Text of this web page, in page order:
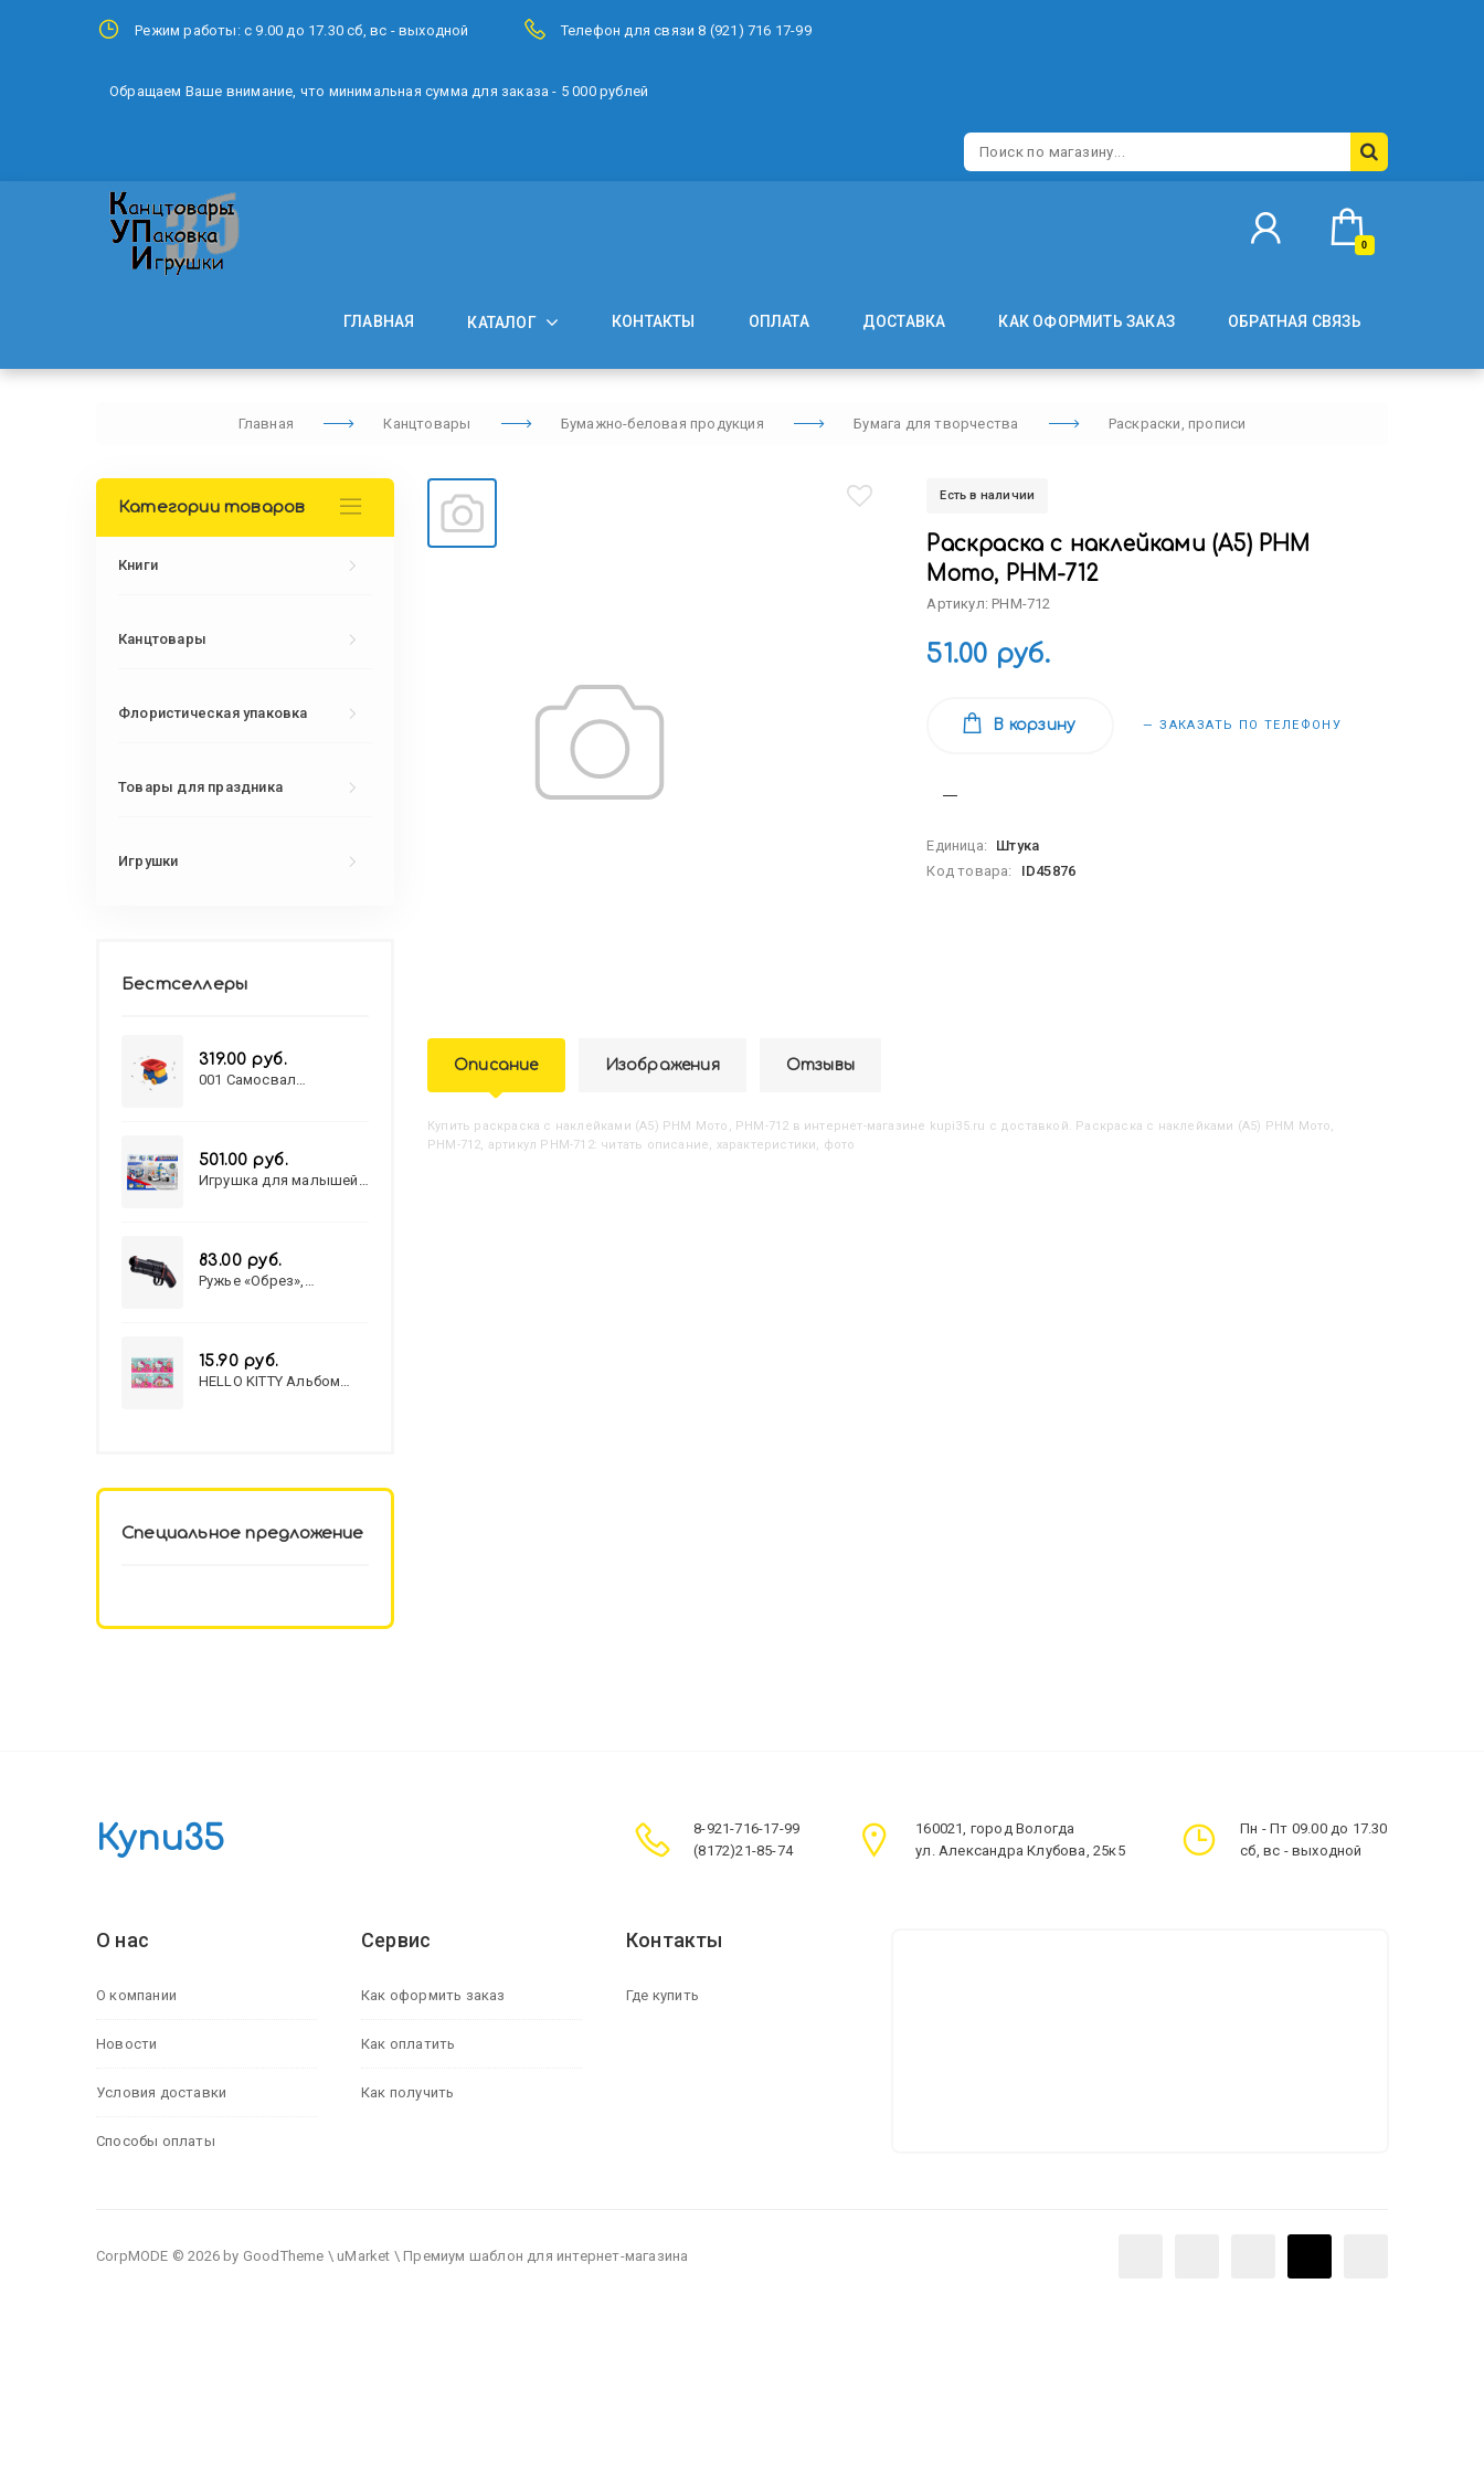
Режим работы: с 9.00 до 17.30 сб, вс - выходной Телефон для связи 8 (921) 716 17-99
Обращаем Ваше внимание, что минимальная сумма для заказа - 5 000 рублей
0
ГЛАВНАЯ КАТАЛОГ КОНТАКТЫ ОПЛАТА ДОСТАВКА КАК ОФОРМИТЬ ЗАКАЗ ОБРАТНАЯ СВЯЗЬ
Главная Канцтовары Бумажно-беловая продукция Бумага для творчества Раскраски, прописи
Есть в наличии
Раскраска с наклейками (А5) РНМ
Мото, РНМ-712
Артикул: РНМ-712
51.00 руб.
В корзину — ЗАКАЗАТЬ ПО ТЕЛЕФОНУ
Единица:
Штука
Код товара:
ID45876
Описание Изображения Отзывы
Купить Раскраска с наклейками (А5) РНМ Мото, РНМ-712 в интернет-магазине kupi35.ru с доставкой. Раскраска с наклейками (А5) РНМ Мото,
РНМ-712, артикул РНМ-712: читать описание, характеристики, фото
Категории товаров
Книги
Канцтовары
Флористическая упаковка
Товары для праздника
Игрушки
Бестселлеры
319.00 руб.
001 Самосвал
501.00 руб.
Игрушка для малышей
83.00 руб.
Ружье «Обрез»,
15.90 руб.
HELLO KITTY Альбом
Специальное предложение
Купи35
8-921-716-17-99
(8172)21-85-74
160021, город Вологда
ул. Александра Клубова, 25к5
Пн - Пт 09.00 до 17.30
сб, вс - выходной
О нас
О компании
Новости
Условия доставки
Способы оплаты
Сервис
Как оформить заказ
Как оплатить
Как получить
Контакты
Где купить
CorpMODE © 2026 by GoodTheme \ uMarket \ Премиум шаблон для интернет-магазина